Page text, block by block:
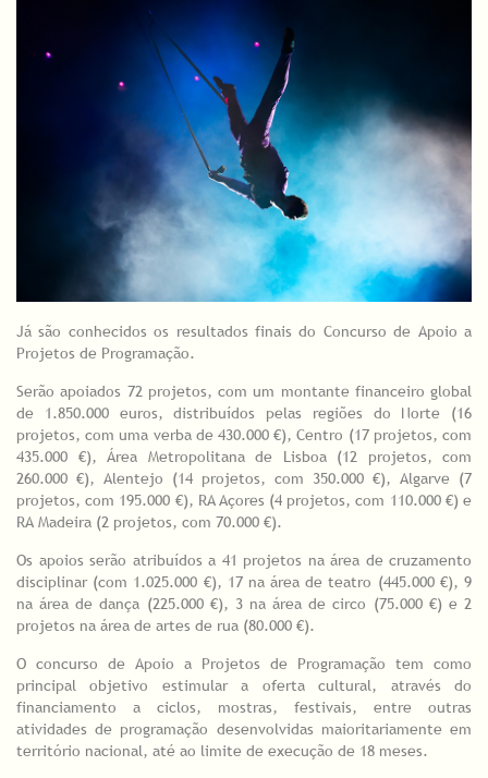
Já são conhecidos os resultados finais do Concurso de Apoio a
Projetos de Programação.
Serão apoiados 72 projetos, com um montante financeiro global
de 1.850.000 euros, distribuídos pelas regiões do Norte (16
projetos, com uma verba de 430.000 €), Centro (17 projetos, com
435.000 €), Área Metropolitana de Lisboa (12 projetos, com
260.000 €), Alentejo (14 projetos, com 350.000 €), Algarve (7
projetos, com 195.000 €), RA Açores (4 projetos, com 110.000 €) e
RA Madeira (2 projetos, com 70.000 €).
Os apoios serão atribuídos a 41 projetos na área de cruzamento
disciplinar (com 1.025.000 €), 17 na área de teatro (445.000 €), 9
na área de dança (225.000 €), 3 na área de circo (75.000 €) e 2
projetos na área de artes de rua (80.000 €).
O concurso de Apoio a Projetos de Programação tem como
principal objetivo estimular a oferta cultural, através do
financiamento a ciclos, mostras, festivais, entre outras
atividades de programação desenvolvidas maioritariamente em
território nacional, até ao limite de execução de 18 meses.